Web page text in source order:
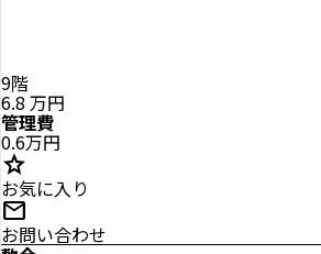
9階
6.8 万円
管理費
0.6万円
star
お気に入り
mail
お問い合わせ